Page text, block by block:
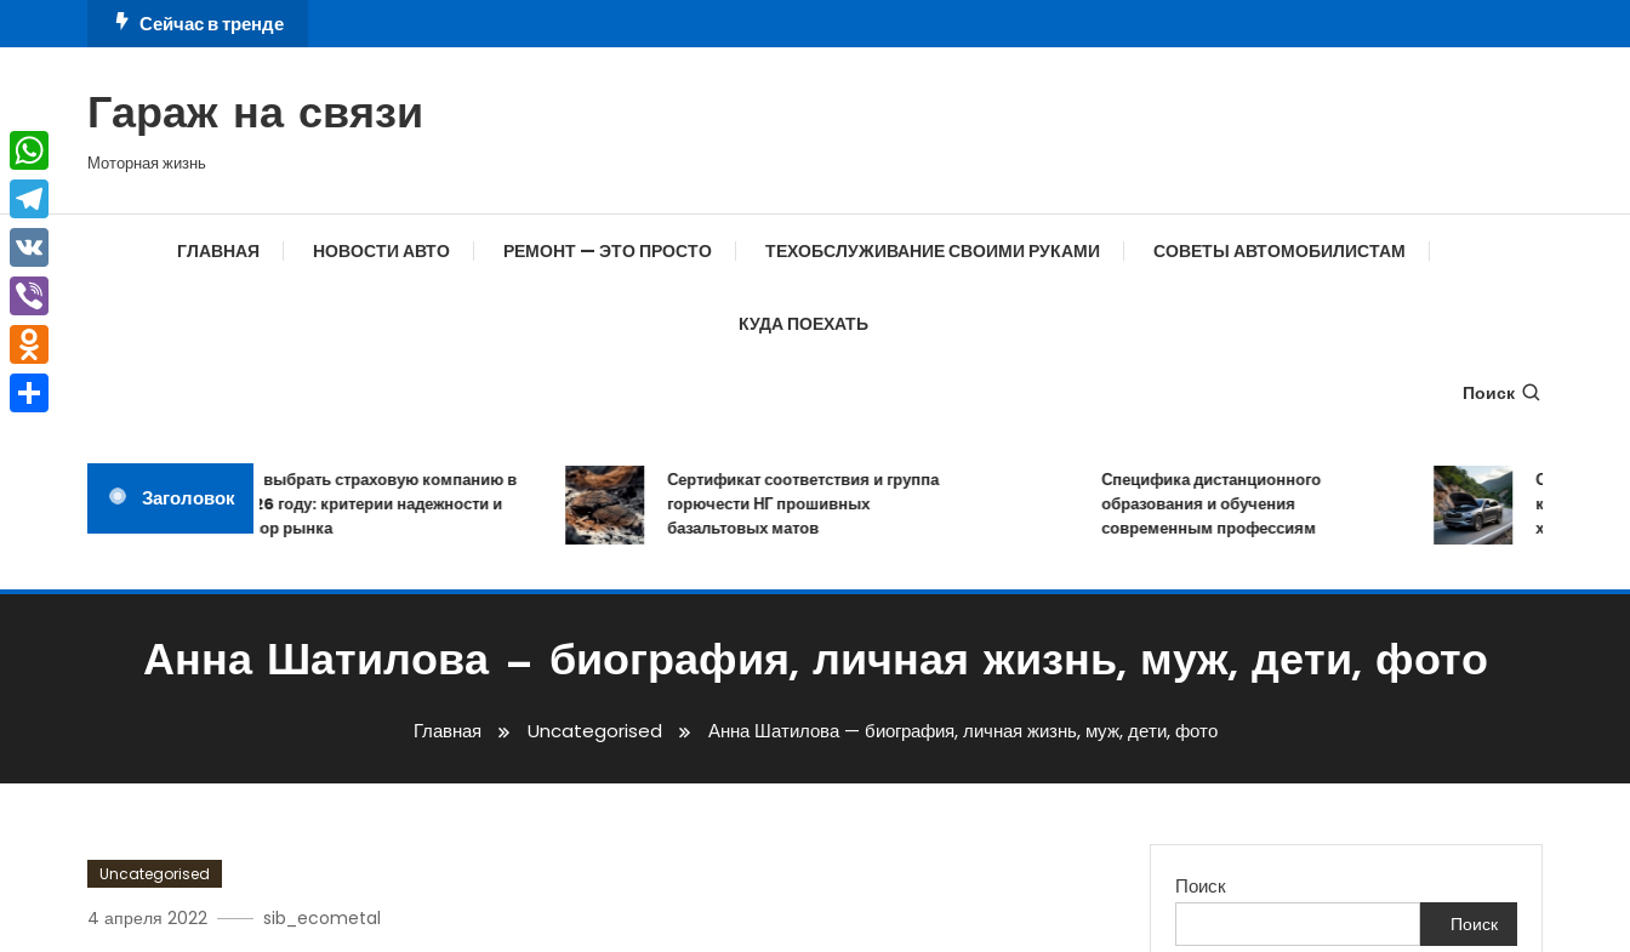
к
Сейчас в тренде
Гараж на связи
Моторная жизнь
ГЛАВНАЯ НОВОСТИ АВТО РЕМОНТ — ЭТО ПРОСТО ТЕХОБСЛУЖИВАНИЕ СВОИМИ РУКАМИ СОВЕТЫ АВТОМОБИЛИСТАМ
КУДА ПОЕХАТЬ
Поиск
Заголовок
Как выбрать страховую компанию в
2026 году: критерии надежности и
обзор рынка
Сертификат соответствия и группа
горючести НГ прошивных
базальтовых матов
Специфика дистанционного
образования и обучения
современным профессиям
Обзор TANK
комплектации и
характеристики
Анна Шатилова — биография, личная жизнь, муж, дети, фото
Главная Uncategorised Анна Шатилова — биография, личная жизнь, муж, дети, фото
Uncategorised
4 апреля 2022 sib_ecometal
Поиск
Поиск
WhatsApp
Telegram
VK
Viber
Odnoklassniki